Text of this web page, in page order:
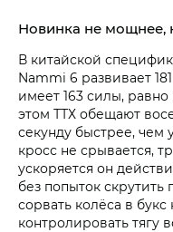
Новинка не мощнее,
В китайской
Nammi 6 развивает
имеет 163 силы,
этом ТТХ обещают
секунду быстрее, чем
кросс не срывается,
ускоряется он
без попыток
сорвать колёса в
контролировать тягу